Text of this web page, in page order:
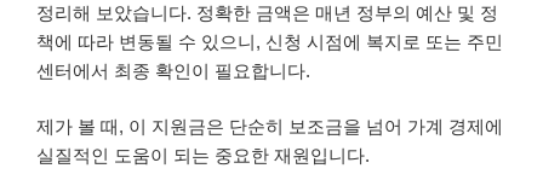
정리해 보았습니다. 정확한 금액은 매년 정부의 예산 및 정
책에 따라 변동될 수 있으니, 신청 시점에 복지로 또는 주민
센터에서 최종 확인이 필요합니다.
제가 볼 때, 이 지원금은 단순히 보조금을 넘어 가계 경제에
실질적인 도움이 되는 중요한 재원입니다.